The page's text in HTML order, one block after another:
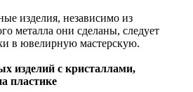
изделия, независимо из
металла они сделаны, следует
в ювелирную мастерскую.
изделий с кристаллами,
пластике